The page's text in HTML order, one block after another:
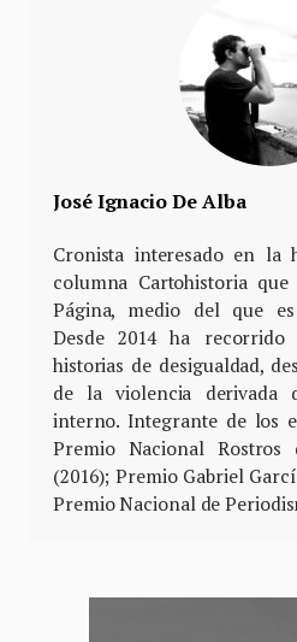
José Ignacio De Alba
Cronista interesado en
columna Cartohistoria
Página, medio del que
Desde 2014 ha
historias de desigualdad,
de la violencia derivada
interno. Integrante de los
Premio Nacional Rostros
(2016); Premio Gabriel
Premio Nacional de